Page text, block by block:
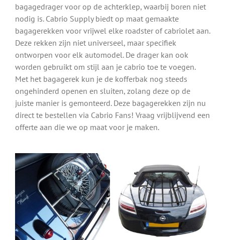
bagagedrager voor op de achterklep, waarbij boren niet
nodig is. Cabrio Supply biedt op maat gemaakte
bagagerekken voor vrijwel elke roadster of cabriolet aan.
Deze rekken zijn niet universeel, maar specifiek
ontworpen voor elk automodel. De drager kan ook
worden gebruikt om stijl aan je cabrio toe te voegen.
Met het bagagerek kun je de kofferbak nog steeds
ongehinderd openen en sluiten, zolang deze op de
juiste manier is gemonteerd. Deze bagagerekken zijn nu
direct te bestellen via Cabrio Fans! Vraag vrijblijvend een
offerte aan die we op maat voor je maken.